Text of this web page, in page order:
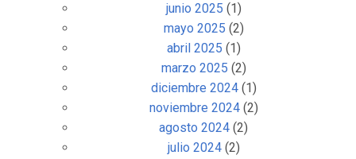
junio 2025 (1)
mayo 2025 (2)
abril 2025 (1)
marzo 2025 (2)
diciembre 2024(1)
noviembre 2024(2)
agosto 2024 (2)
julio 2024(2)